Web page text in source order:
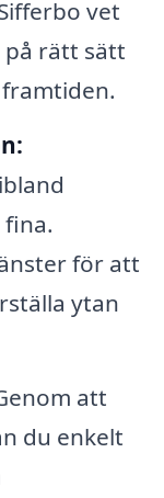
vet
rätt sätt
för att
ytan
att
du enkelt